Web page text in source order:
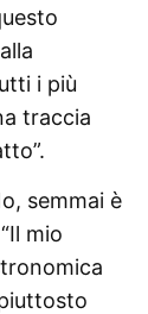
i più
traccia
semmai è
mio